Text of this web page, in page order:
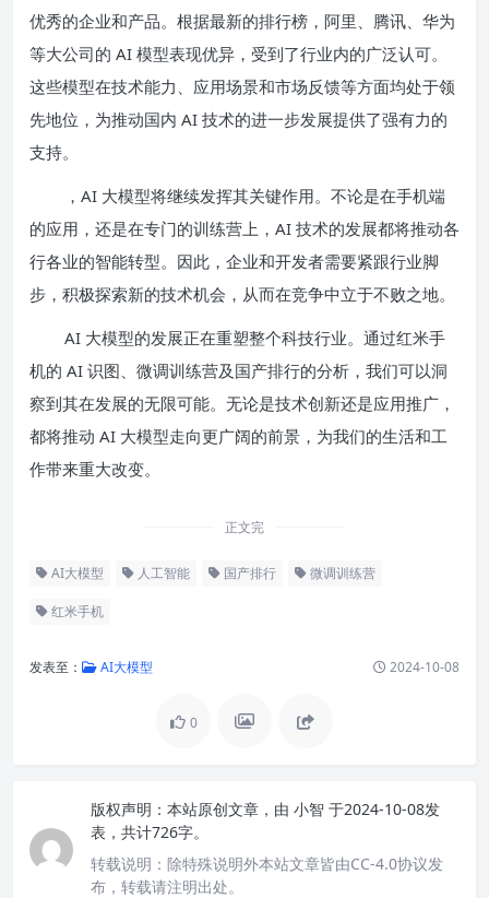
优秀的企业和产品。根据最新的排行榜，阿里、腾讯、华为
等大公司的 AI 模型表现优异，受到了行业内的广泛认可。
这些模型在技术能力、应用场景和市场反馈等方面均处于领
先地位，为推动国内 AI 技术的进一步发展提供了强有力的
支持。
，AI 大模型将继续发挥其关键作用。不论是在手机端
的应用，还是在专门的训练营上，AI 技术的发展都将推动各
行各业的智能转型。因此，企业和开发者需要紧跟行业脚
步，积极探索新的技术机会，从而在竞争中立于不败之地。
AI 大模型的发展正在重塑整个科技行业。通过红米手
机的 AI 识图、微调训练营及国产排行的分析，我们可以洞
察到其在发展的无限可能。无论是技术创新还是应用推广，
都将推动 AI 大模型走向更广阔的前景，为我们的生活和工
作带来重大改变。
正文完
AI大模型 人工智能 国产排行 微调训练营
红米手机
发表至： AI大模型 2024-10-08
0
版权声明： 本站原创文章，由 小智 于2024-10-08发
表，共计726字。
转载说明： 除特殊说明外本站文章皆由CC-4.0协议发
布，转载请注明出处。